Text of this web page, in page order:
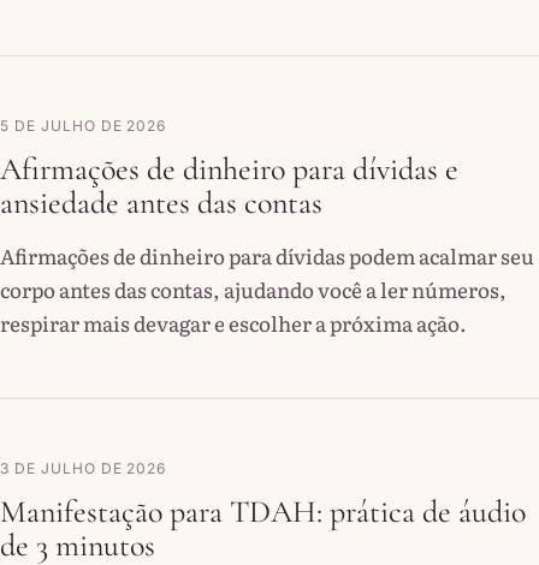
5 DE JULHO DE 2026
Afirmações de dinheiro para dívidas e
ansiedade antes das contas
Afirmações de dinheiro para dívidas podem acalmar seu
corpo antes das contas, ajudando você a ler números,
respirar mais devagar e escolher a próxima ação.
3 DE JULHO DE 2026
Manifestação para TDAH: prática de áudio
de 3 minutos